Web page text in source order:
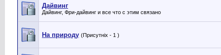
Дайвинг
Дайвинг, Фри-дайвинг и все что с этим связано
На природу (Присутніх - 1 )